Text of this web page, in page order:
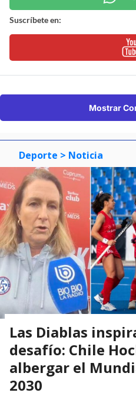
Suscríbete en:
Mostrar
Deporte > Noticia
Las Diablas
desafío: Chile
albergar el
2030